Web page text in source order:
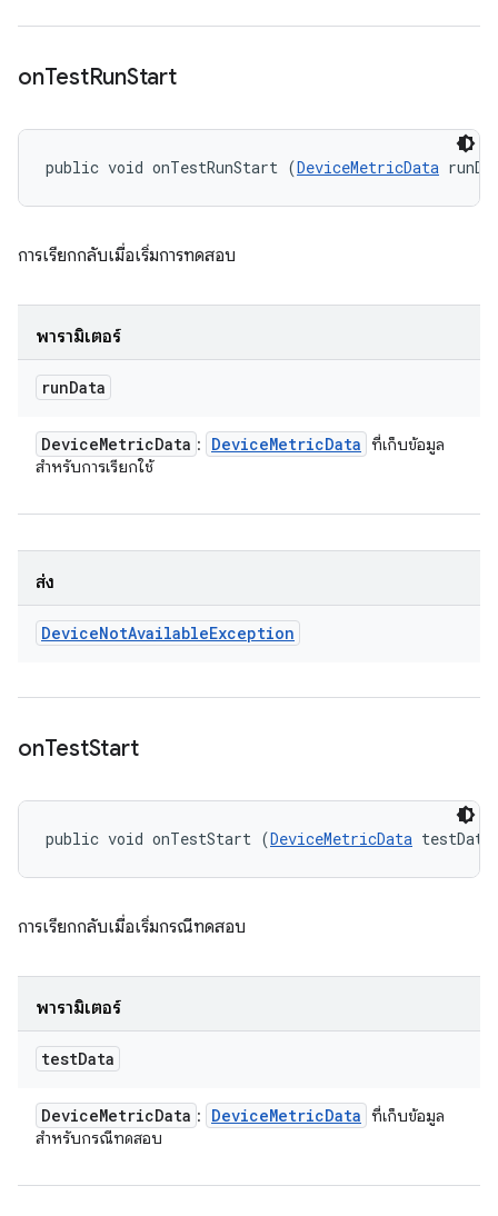
onTestRunStart
public void onTestRunStart (DeviceMetricData
การเรียกกลับเมื่อเริ่มการทดสอบ
พารามิเตอร์
runData
DeviceMetricData : DeviceMetricData ที่เก็บข้อมูล
สําหรับการเรียกใช้
ส่ง
DeviceNotAvailableException
onTestStart
public void onTestStart (DeviceMetricData
การเรียกกลับเมื่อเริ่มกรณีทดสอบ
พารามิเตอร์
testData
DeviceMetricData : DeviceMetricData ที่เก็บข้อมูล
สำหรับกรณีทดสอบ